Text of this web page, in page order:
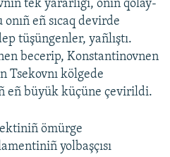
tek yararlığı, onıñ qolay-
onıñ eñ sıcaq devirde
tüşüngenler, yañlıştı.
becerip, Konstantinovnen
Tsekovnı kölgede
eñ büyük küçüne çevirildi.
ömürge
yolbaşçısı